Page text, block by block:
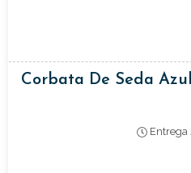
Corbata De Seda
Entrega